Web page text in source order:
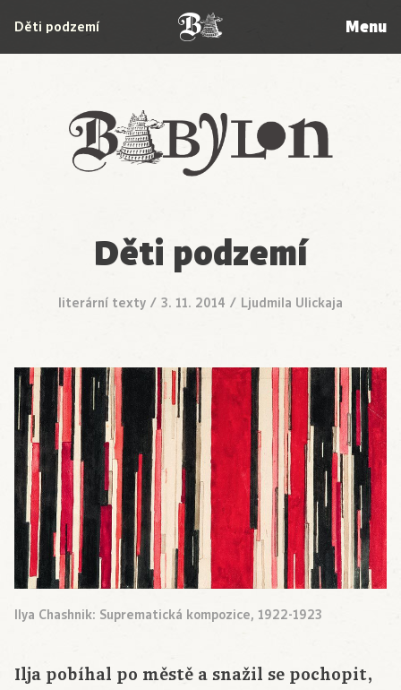
Babylon
Děti podzemí Menu
Děti podzemí
literární texty / 3. 11. 2014 / Ljudmila Ulickaja
Ilya Chashnik: Suprematická kompozice, 1922-1923
Ilja pobíhal po městě a snažil se pochopit,